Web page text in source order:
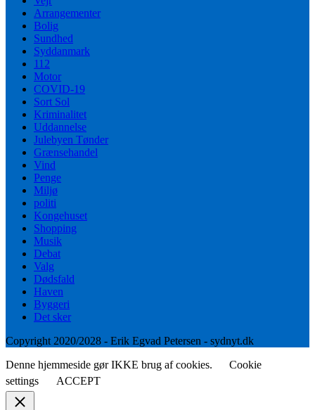
Arrangementer
Bolig
Sundhed
Syddanmark
112
Motor
COVID-19
Sort Sol
Kriminalitet
Uddannelse
Julebyen Tønder
Grænsehandel
Vind
Penge
Miljø
politi
Kongehuset
Shopping
Musik
Debat
Valg
Dødsfald
Haven
Byggeri
Det sker
Copyright 2020/2028 - Erik Egvad Petersen - sydnyt.dk
Denne hjemmeside gør IKKE brug af cookies.
Cookie
settings
ACCEPT